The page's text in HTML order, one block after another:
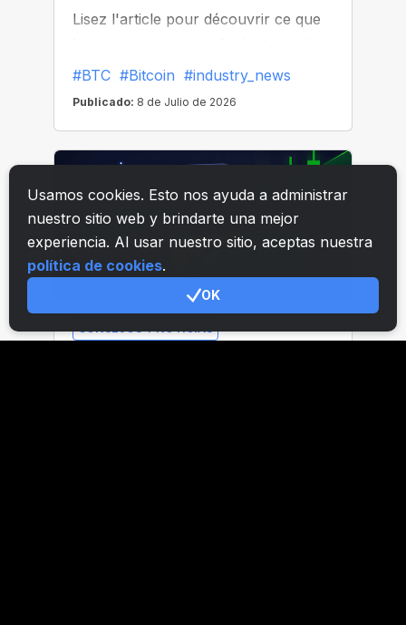
Usamos cookies. Esto nos ayuda a administrar
nuestro sitio web y brindarte una mejor
experiencia. Al usar nuestro sitio, aceptas nuestra
política de cookies.
OK